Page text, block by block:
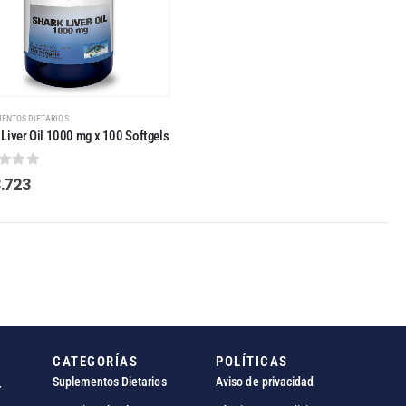
DIETARIOS
Liver Oil 1000 mg x 100 Softgels
of 5
CATEGORÍAS
Suplementos Dietarios
POLÍTICAS
Aviso de privacidad